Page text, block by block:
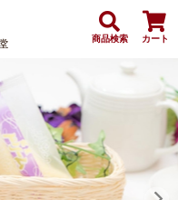
商品検索 カート